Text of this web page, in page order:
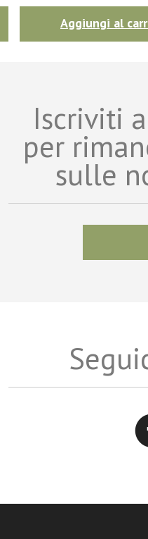
Aggiungi al
Iscriviti
per
sulle